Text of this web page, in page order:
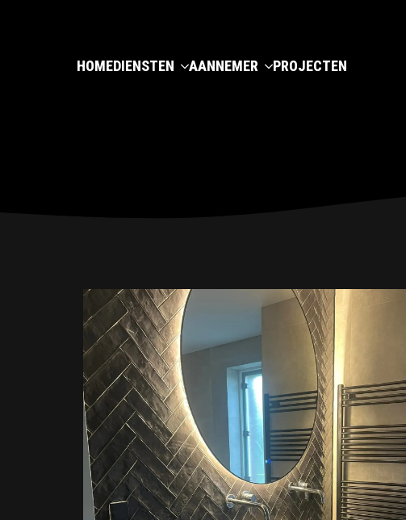
HOMEDIENSTEN AANNEMER PROJECTEN